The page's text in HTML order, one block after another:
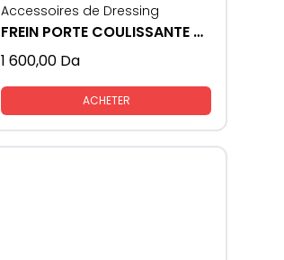
Accessoires de Dressing
FREIN PORTE COULISSANTE SMT 75
1 600,00 Da
ACHETER